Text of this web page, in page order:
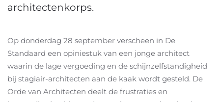
architectenkorps.
Op donderdag 28 september verscheen in De
Standaard een opiniestuk van een jonge architect
waarin de lage vergoeding en de schijnzelfstandigheid
bij stagiair-architecten aan de kaak wordt gesteld. De
Orde van Architecten deelt de frustraties en